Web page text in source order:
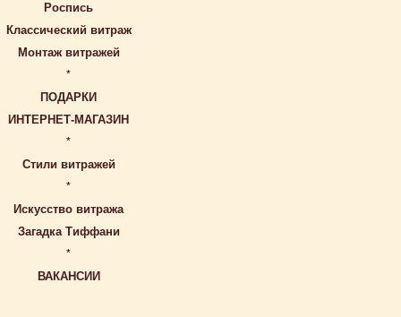
Роспись
Классический витраж
Монтаж витражей
*
ПОДАРКИ
ИНТЕРНЕТ-МАГАЗИН
*
Стили витражей
*
Искусство витража
Загадка Тиффани
*
ВАКАНСИИ